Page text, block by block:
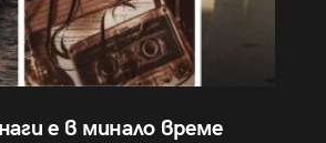
е в минало време